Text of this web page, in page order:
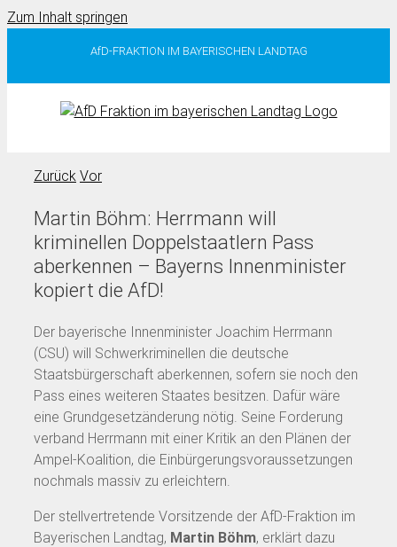
Zum Inhalt springen
AfD-FRAKTION IM BAYERISCHEN LANDTAG
Zurück Vor
Martin Böhm: Herrmann will
kriminellen Doppelstaatlern Pass
aberkennen – Bayerns Innenminister
kopiert die AfD!
Der bayerische Innenminister Joachim Herrmann
(CSU) will Schwerkriminellen die deutsche
Staatsbürgerschaft aberkennen, sofern sie noch den
Pass eines weiteren Staates besitzen. Dafür wäre
eine Grundgesetzänderung nötig. Seine Forderung
verband Herrmann mit einer Kritik an den Plänen der
Ampel-Koalition, die Einbürgerungsvoraussetzungen
nochmals massiv zu erleichtern.
Der stellvertretende Vorsitzende der AfD-Fraktion im
Bayerischen Landtag, Martin Böhm, erklärt dazu